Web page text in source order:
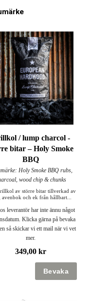
/ lump charcol -
bitar – Holy Smoke
BBQ
Holy Smoke BBQ rubs,
wood chip & chunks
av större bitar tillverkad av
avenbok och ek från hållbart...
leverantör har inte ännu något
Klicka gärna på bevaka
så skickar vi ett mail när vi vet
mer.
349,00 kr